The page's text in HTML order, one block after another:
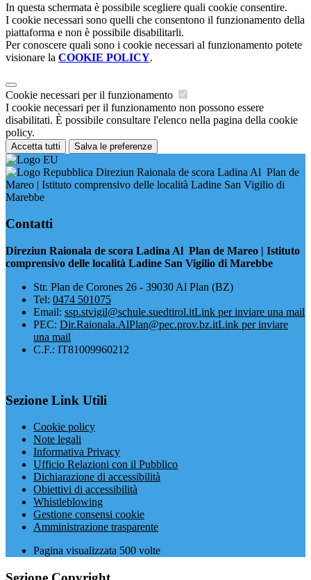
In questa schermata è possibile scegliere quali cookie consentire.
I cookie necessari sono quelli che consentono il funzionamento della
piattaforma e non è possibile disabilitarli.
Per conoscere quali sono i cookie necessari al funzionamento potete
visionare la COOKIE POLICY.
Cookie necessari per il funzionamento
I cookie necessari per il funzionamento non possono essere
disabilitati. È possibile consultare l'elenco nella pagina della cookie
policy.
Accetta tutti Salva le preferenze
Direziun Raionala de scora Ladina Al Plan de
Mareo | Istituto comprensivo delle località Ladine San Vigilio di
Marebbe
Contatti
Direziun Raionala de scora Ladina Al Plan de Mareo | Istituto
comprensivo delle località Ladine San Vigilio di Marebbe
​Str. Plan de Corones 26 - 39030 Al Plan (BZ)
Tel: 0474 501075
Email: ssp.stvigil@schule.suedtirol.itLink per inviare una mail
PEC: Dir.Raionala.AlPlan@pec.prov.bz.itLink per inviare
una mail
C.F.: IT81009960212
Sezione Link Utili
Cookie policy
Note legali
Informativa Privacy
Ufficio Relazioni con il Pubblico
Dichiarazione di accessibilità
Obiettivi di accessibilità
Whistleblowing
Gestione consensi cookie
Amministrazione trasparente
Pagina visualizzata 500 volte